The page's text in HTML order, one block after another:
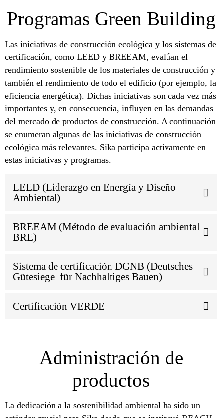
Programas Green Building
Las iniciativas de construcción ecológica y los sistemas de
certificación, como LEED y BREEAM, evalúan el
rendimiento sostenible de los materiales de construcción y
también el rendimiento de todo el edificio (por ejemplo, la
eficiencia energética). Dichas iniciativas son cada vez más
importantes y, en consecuencia, influyen en las demandas
del mercado de productos de construcción. A continuación
se enumeran algunas de las iniciativas de construcción
ecológica más relevantes. Sika participa activamente en
estas iniciativas y programas.
LEED (Liderazgo en Energía y Diseño
Ambiental)
BREEAM (Método de evaluación ambiental
BRE)
Sistema de certificación DGNB (Deutsches
Gütesiegel für Nachhaltiges Bauen)
Certificación VERDE
Administración de
productos
La dedicación a la sostenibilidad ambiental ha sido un